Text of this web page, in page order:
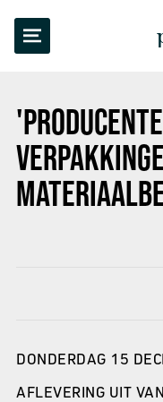
TERUG NAAR
DONDERDAG 15
AFLEVERING UIT